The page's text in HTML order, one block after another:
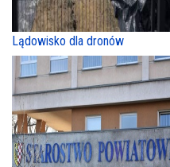
Lądowisko dla dronów